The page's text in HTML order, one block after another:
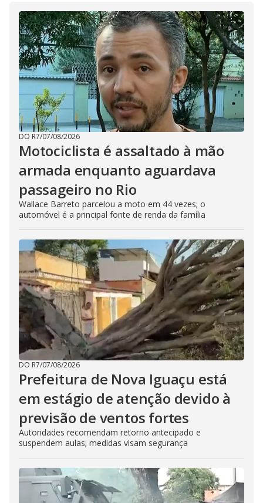
DO R7/07/08/2026
Motociclista é assaltado à mão
armada enquanto aguardava
passageiro no Rio
Wallace Barreto parcelou a moto em 44 vezes; o
automóvel é a principal fonte de renda da família
DO R7/07/08/2026
Prefeitura de Nova Iguaçu está
em estágio de atenção devido à
previsão de ventos fortes
Autoridades recomendam retorno antecipado e
suspendem aulas; medidas visam segurança